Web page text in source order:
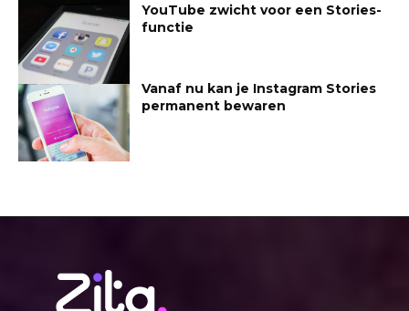
YouTube zwicht voor een Stories-
functie
Vanaf nu kan je Instagram Stories
permanent bewaren